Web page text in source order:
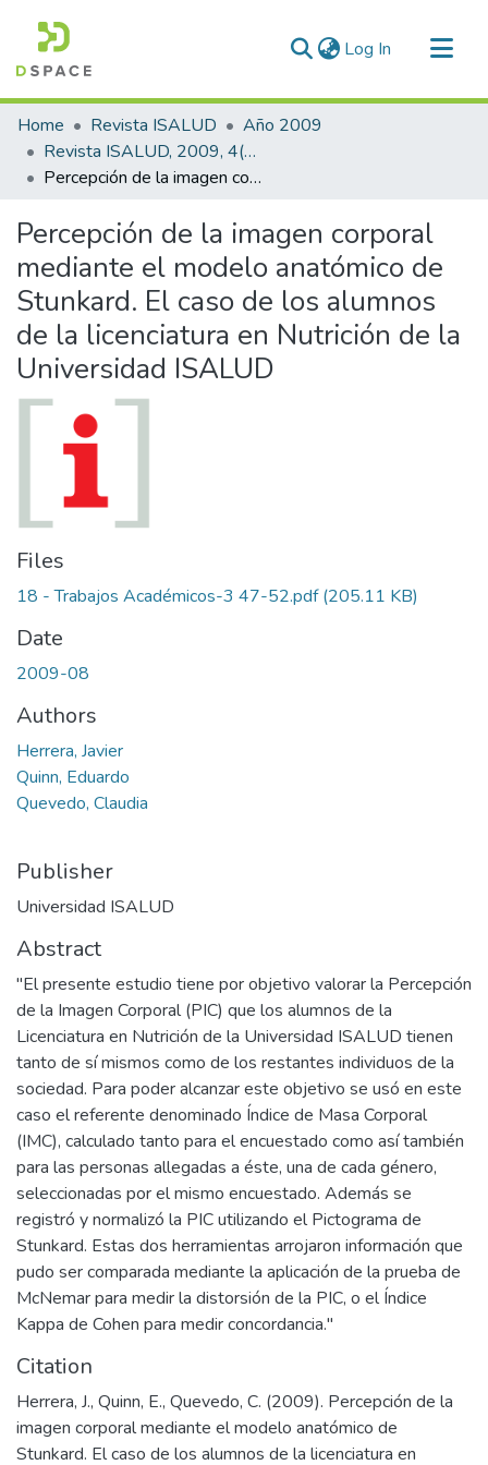
Log In (current)
Communities & Collections
All of DSpace
Statistics
Home Revista ISALUD
Año 2009
Revista ISALUD, 2009, 4(18)
Percepción de la imagen corporal mediante el modelo anatómico de Stunkard. El caso de los alumnos de la licenciatura en Nutrición de la Universidad ISALUD
Percepción de la imagen corporal
mediante el modelo anatómico de
Stunkard. El caso de los alumnos
de la licenciatura en Nutrición de la
Universidad ISALUD
Files
18 - Trabajos Académicos-3 47-52.pdf(205.11 KB)
Date
2009-08
Authors
Herrera, Javier
Quinn, Eduardo
Quevedo, Claudia
Publisher
Universidad ISALUD
Abstract
"El presente estudio tiene por objetivo valorar la Percepción
de la Imagen Corporal (PIC) que los alumnos de la
Licenciatura en Nutrición de la Universidad ISALUD tienen
tanto de sí mismos como de los restantes individuos de la
sociedad. Para poder alcanzar este objetivo se usó en este
caso el referente denominado Índice de Masa Corporal
(IMC), calculado tanto para el encuestado como así también
para las personas allegadas a éste, una de cada género,
seleccionadas por el mismo encuestado. Además se
registró y normalizó la PIC utilizando el Pictograma de
Stunkard. Estas dos herramientas arrojaron información que
pudo ser comparada mediante la aplicación de la prueba de
McNemar para medir la distorsión de la PIC, o el Índice
Kappa de Cohen para medir concordancia."
Citation
Herrera, J., Quinn, E., Quevedo, C. (2009). Percepción de la
imagen corporal mediante el modelo anatómico de
Stunkard. El caso de los alumnos de la licenciatura en